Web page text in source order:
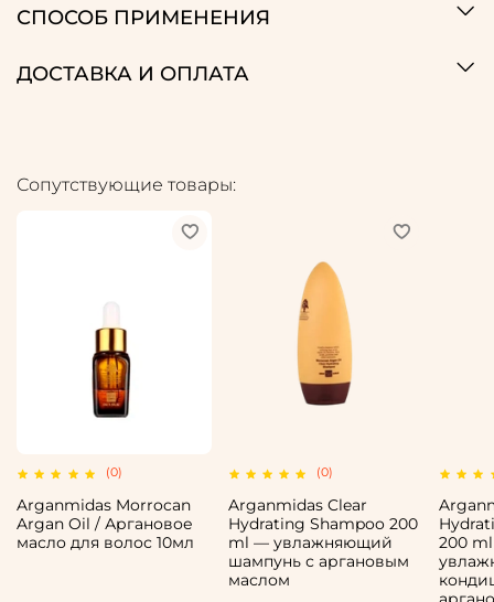
СПОСОБ ПРИМЕНЕНИЯ
ДОСТАВКА И ОПЛАТА
Сопутствующие товары:
(0)
Arganmidas Morrocan
Argan Oil / Аргановое
масло для волос 10мл
(0)
Arganmidas Clear
Hydrating Shampoo 200
ml — увлажняющий
шампунь с аргановым
маслом
200